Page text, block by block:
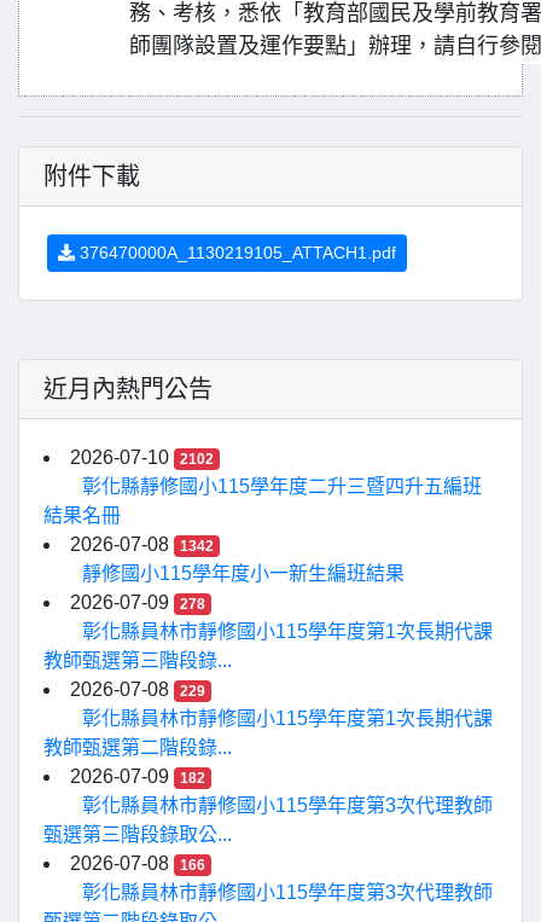
務、考核，悉依「教育部國民及學前教育
師團隊設置及運作要點」辦理，請自行參
附件下載
376470000A_1130219105_ATTACH1.pdf
近月內熱門公告
2026-07-10 2102
彰化縣靜修國小115學年度二升三暨四升五編班
結果名冊
2026-07-08
1342
靜修國小115學年度小一新生編班結果
2026-07-09
278
彰化縣員林市靜修國小115學年度第1次長期代課
教師甄選第三階段錄...
2026-07-08
229
彰化縣員林市靜修國小115學年度第1次長期代課
教師甄選第二階段錄...
2026-07-09
182
彰化縣員林市靜修國小115學年度第3次代理教師
甄選第三階段錄取公...
2026-07-08
166
彰化縣員林市靜修國小115學年度第3次代理教師